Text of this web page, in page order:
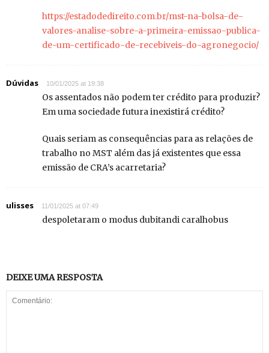
https://estadodedireito.com.br/mst-na-bolsa-de-
valores-analise-sobre-a-primeira-emissao-publica-
de-um-certificado-de-recebiveis-do-agronegocio/
Dúvidas 10/01/2025 at 19:38
Os assentados não podem ter crédito para produzir?
Em uma sociedade futura inexistirá crédito?
Quais seriam as consequências para as relações de
trabalho no MST além das já existentes que essa
emissão de CRA’s acarretaria?
ulisses 11/01/2025 at 07:49
despoletaram o modus dubitandi caralhobus
DEIXE UMA RESPOSTA